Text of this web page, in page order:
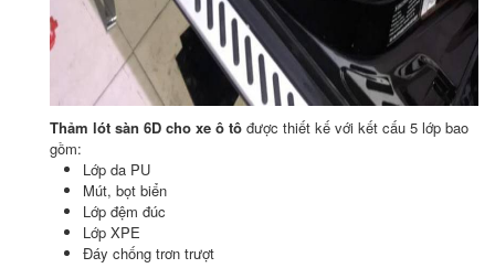
Thảm lót sàn 6D cho xe ô tô được thiết kế với kết cấu 5 lớp bao
gồm:
Lớp da PU
Mút, bọt biển
Lớp đệm đúc
Lớp XPE
Đáy chống trơn trượt